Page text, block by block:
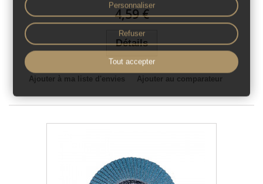
4,59 €
Détails
Ajouter à ma liste d'envies Ajouter au comparateur
Personnaliser
Refuser
Tout accepter